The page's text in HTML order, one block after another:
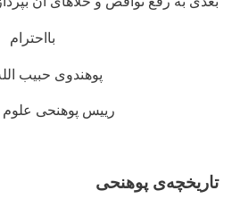
بااحترام
پوهندوی حبیب
رییس پوهنحی علوم
تاریخچهی پوهنحی